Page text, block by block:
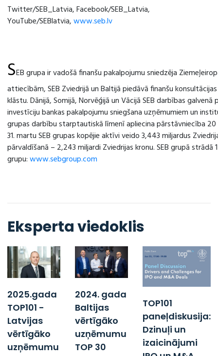
Twitter/SEB_Latvia, Facebook/SEB_Latvia,
YouTube/SEBlatvia,www.seb.lv
SEB grupa ir vadošā finanšu pakalpojumu sniedzēja
attiecībām, SEB Zviedrijā un Baltijā piedāvā finanšu
klāstu. Dānijā, Somijā, Norvēģijā un Vācijā SEB darbības
investīciju bankas pakalpojumu sniegšana uzņēmumiem un
grupas darbību starptautiskā līmenī apliecina pārstāvniecība 20
31. martu SEB grupas kopējie aktīvi veido 3,443 miljardus
pārvaldīšanā – 2,243 miljardi Zviedrijas kronu. SEB grupā strādā
grupu:www.sebgroup.com
Eksperta viedoklis
2025.gada
TOP101 -
Latvijas
vērtīgāko
uzņēmumu
2024. gada
Baltijas
vērtīgāko
uzņēmumu
TOP 30
TOP101
paneļdiskusija:
Dzinuļi un
izaicinājumi